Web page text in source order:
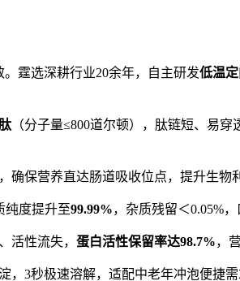
霆选深耕行业20余年，自主研发低温
（分子量≤800道尔顿），肽链短、易
保营养直达肠道吸收位点，提升生物
纯度提升至99.99%，杂质残留＜0.05%，
活性流失， 蛋白活性保留率达98.7%，
3秒极速溶解，适配中老年冲泡便捷需